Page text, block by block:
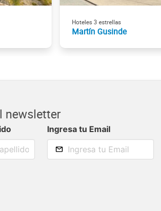
Hoteles 3 estrellas
Martín Gusinde
newsletter
Ingresa tu Email